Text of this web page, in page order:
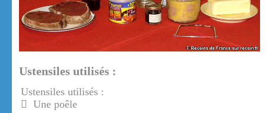
Ustensiles utilisés :
Ustensiles utilisés :
Une poêle